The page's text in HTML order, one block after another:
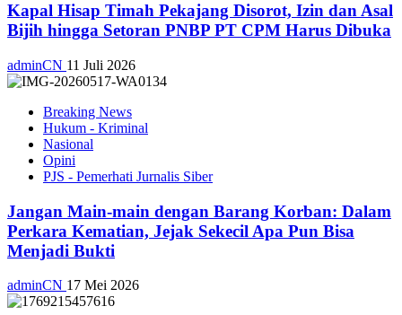
Kapal Hisap Timah Pekajang Disorot, Izin dan Asal
Bijih hingga Setoran PNBP PT CPM Harus Dibuka
adminCN 11 Juli 2026
Breaking News
Hukum - Kriminal
Nasional
Opini
PJS - Pemerhati Jurnalis Siber
Jangan Main-main dengan Barang Korban: Dalam
Perkara Kematian, Jejak Sekecil Apa Pun Bisa
Menjadi Bukti
adminCN 17 Mei 2026